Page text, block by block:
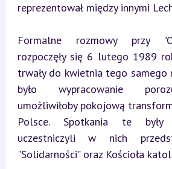
reprezentował między innymi
Formalne rozmowy przy
rozpoczęły się 6 lutego 1989
trwały do kwietnia tego samego
było wypracowanie
umożliwiłoby pokojową
Polsce. Spotkania te
uczestniczyli w nich
"Solidarności" oraz Kościoła